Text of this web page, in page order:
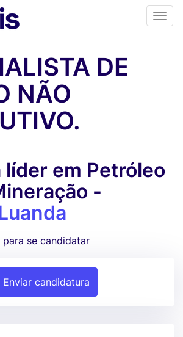
DE
NÃO
líder em Petróleo
-
para se candidatar
Enviar candidatura